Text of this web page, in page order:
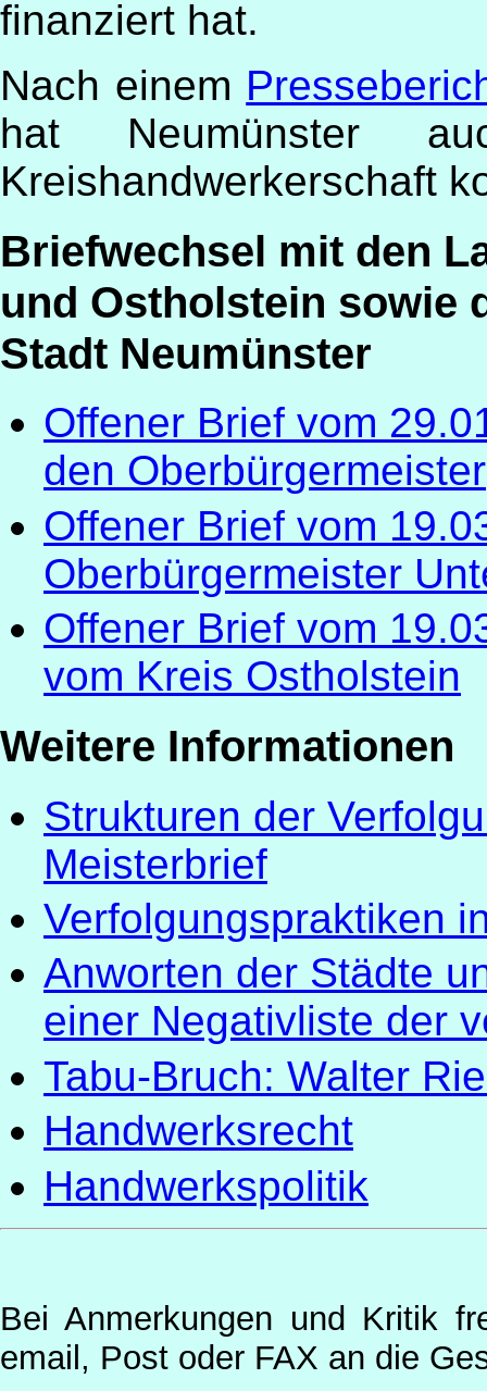
finanziert hat.
Nach einem
hat Neumünster
Kreishandwerkerschaft
Briefwechsel mit den
und Ostholstein sowie
Stadt Neumünster
Offener Brief vom
den Oberbürgermeister
Offener Brief vom
Oberbürgermeister
Offener Brief vom
vom Kreis Ostholstein
Weitere Informationen
Strukturen der
Meisterbrief
Verfolgungspraktiken
Anworten der Städte
einer Negativliste der
Tabu-Bruch: Walter
Handwerksrecht
Handwerkspolitik
Bei Anmerkungen und Kritik
email, Post oder FAX an die